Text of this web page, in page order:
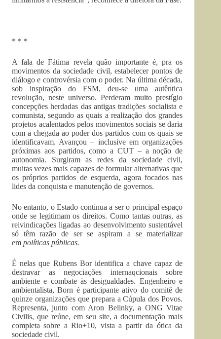
* * *
A fala de Fátima revela quão importante é, pra os
movimentos da sociedade civil, estabelecer pontos de
diálogo e controvérsia com o poder. Na última década,
sob inspiração do FSM, deu-se uma autêntica
revolução, neste universo. Perderam muito prestígio
concepções herdadas das antigas tradições socialista e
comunista, segundo as quais a realização dos grandes
projetos acalentados pelos movimentos sociais se daria
com a chegada ao poder dos partidos com os quais se
identificavam. Avançou – inclusive em organizações
próximas aos partidos, como a CUT – a noção de
autonomia. Surgiram as redes da sociedade civil,
muitas vezes mais capazes de formular alternativas que
os próprios partidos de esquerda, agora focados nas
lides da conquista e manutenção de governos.
No entanto, o Estado continua a ser o principal espaço
onde se legitimam os direitos. Como tantas outras, as
reivindicações ligadas ao desenvolvimento sustentável
só têm razão de ser se aspiram a se materializar
em políticas públicas.
É nelas que Rubens Bor identifica a chave capaz de
destravar as negociações internaqcionais sobre
ambiente e combate às desigualdades. Engenheiro e
ambientalista, Born é participante ativo do comitê de
quinze organizações que prepara a Cúpula dos Povos.
Representa, junto com Aron Belinky, a ONG Vitae
Civilis, que reúne, em seu site, a documentação mais
completa sobre a Rio+10, vista a partir da ótica da
sociedade civil.